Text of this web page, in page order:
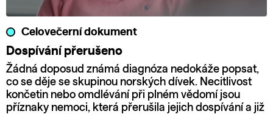
Celovečerní dokument
Dospívání přerušeno
Žádná doposud známá diagnóza nedokáže popsat,
co se děje se skupinou norských dívek. Necitlivost
končetin nebo omdlévání při plném vědomí jsou
příznaky nemoci, která přerušila jejich dospívání a již